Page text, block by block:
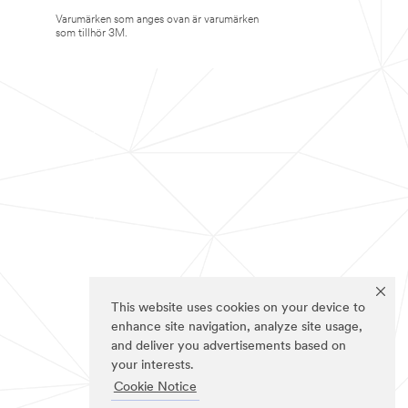
This website uses cookies on your device to
enhance site navigation, analyze site usage,
and deliver you advertisements based on
your interests.
Cookie Notice
Varumärken som anges ovan är varumärken
som tillhör 3M.